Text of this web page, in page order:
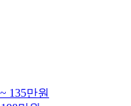
135만원